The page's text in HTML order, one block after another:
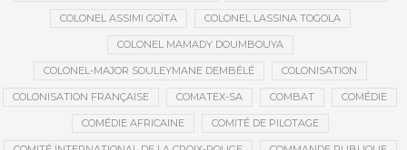
COLONEL ASSIMI GOÏTA COLONEL LASSINA TOGOLA
COLONEL MAMADY DOUMBOUYA
COLONEL-MAJOR SOULEYMANE DEMBÉLÉ COLONISATION
COLONISATION FRANÇAISE COMATEX-SA COMBAT COMÉDIE
COMÉDIE AFRICAINE COMITÉ DE PILOTAGE